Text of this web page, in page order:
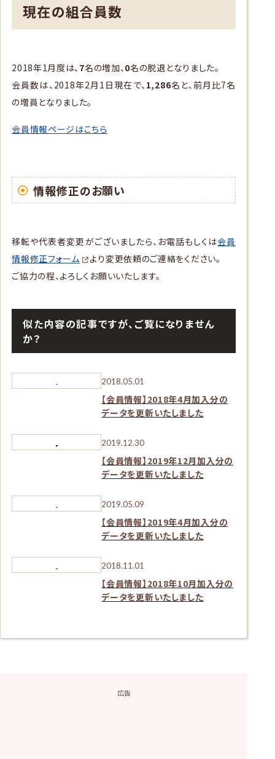
現在の組合員数
2018年1月度は、 7名の増加、 0名の脱退となりました。
会員数は、2018年2月1日現在で、 1,286名と、前月比7名
の増員となりました。
会員情報ページはこちら
情報修正のお願い
移転や代表者変更がございましたら、お電話もしくは会員
情報修正フォーム
より変更依頼のご連絡をください。
ご協力の程、よろしくお願いいたします。
似た内容の記事ですが、ご覧になりません
か？
2018.05.01
【会員情報】2018年4月加入分の
データを更新いたしました
2019.12.30
【会員情報】2019年12月加入分の
データを更新いたしました
2019.05.09
【会員情報】2019年4月加入分の
データを更新いたしました
2018.11.01
【会員情報】2018年10月加入分の
データを更新いたしました
広告